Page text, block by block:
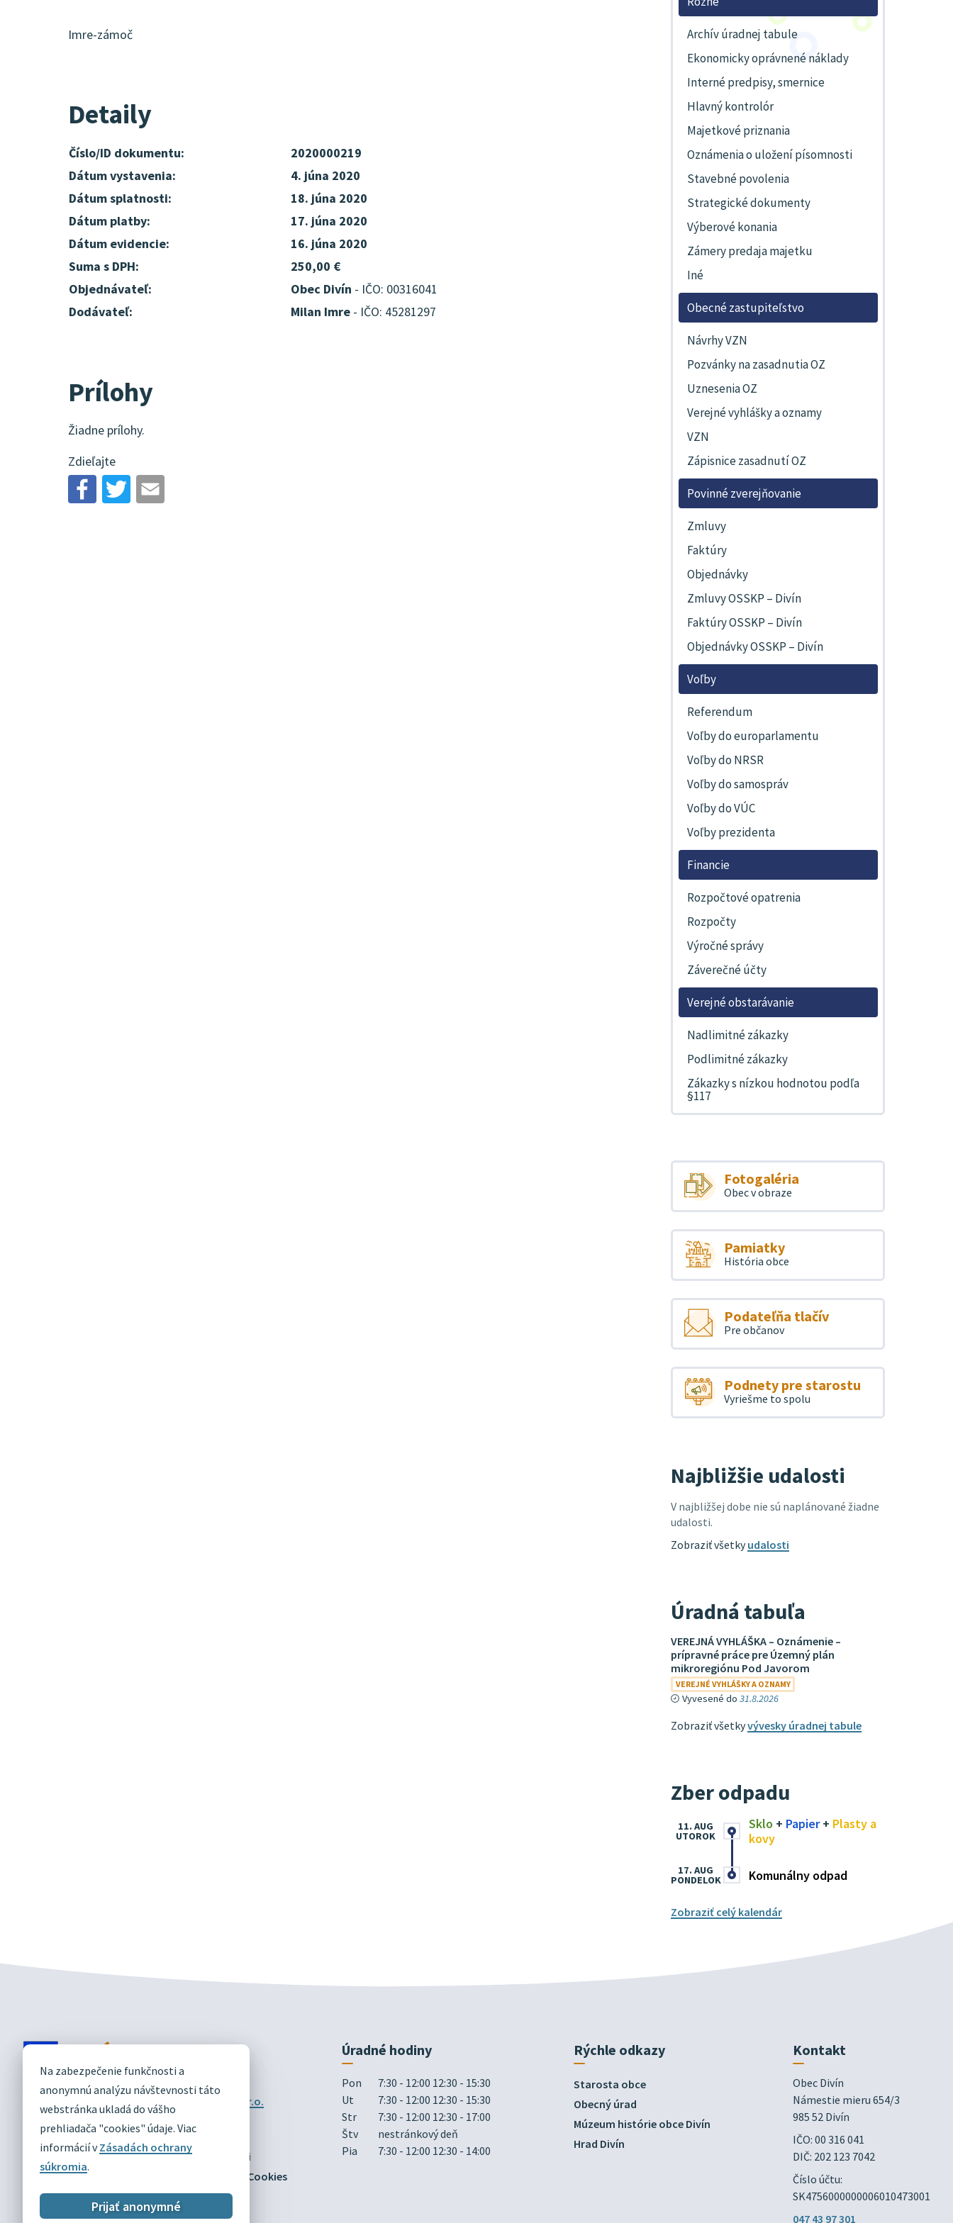
Na zabezpečenie funkčnosti a
anonymnú analýzu návštevnosti táto
webstránka ukladá do vášho
prehliadača "cookies" údaje. Viac
informácií vZásadách ochrany
súkromia.
Prijať anonymné
Imre-zámoč
Detaily
Číslo/ID dokumentu:
2020000219
Dátum vystavenia:
4. júna 2020
Dátum splatnosti:
18. júna 2020
Dátum platby:
17. júna 2020
Dátum evidencie:
16. júna 2020
Suma s DPH:
250,00 €
Objednávateľ:
Obec Divín - IČO: 00316041
Dodávateľ:
Milan Imre - IČO: 45281297
Prílohy
Žiadne prílohy.
Zdieľajte
Archív úradnej tabule
Ekonomicky oprávnené náklady
Interné predpisy, smernice
Hlavný kontrolór
Majetkové priznania
Oznámenia o uložení písomnosti
Stavebné povolenia
Strategické dokumenty
Výberové konania
Zámery predaja majetku
Iné
Obecné zastupiteľstvo
Návrhy VZN
Pozvánky na zasadnutia OZ
Uznesenia OZ
Verejné vyhlášky a oznamy
VZN
Zápisnice zasadnutí OZ
Povinné zverejňovanie
Zmluvy
Faktúry
Objednávky
Zmluvy OSSKP – Divín
Faktúry OSSKP – Divín
Objednávky OSSKP – Divín
Voľby
Referendum
Voľby do europarlamentu
Voľby do NRSR
Voľby do samospráv
Voľby do VÚC
Voľby prezidenta
Financie
Rozpočtové opatrenia
Rozpočty
Výročné správy
Záverečné účty
Verejné obstarávanie
Nadlimitné zákazky
Podlimitné zákazky
Zákazky s nízkou hodnotou podľa
§117
Fotogaléria
Obec v obraze
Pamiatky
História obce
Podateľňa tlačív
Pre občanov
Podnety pre starostu
Vyriešme to spolu
Najbližšie udalosti
V najbližšej dobe nie sú naplánované žiadne
udalosti.
Zobraziť všetkyudalosti
Úradná tabuľa
VEREJNÁ VYHLÁŠKA – Oznámenie –
prípravné práce pre Územný plán
mikroregiónu Pod Javorom
VEREJNÉ VYHLÁŠKY A OZNAMY
Vyvesené do 31.8.2026
Zobraziť všetkyvývesky úradnej tabule
Zber odpadu
Sklo + Papier+ Plasty a
kovy
11. AUG
UTOROK
Komunálny odpad
17. AUG
PONDELOK
Zobraziť celý kalendár
DIVÍN
OFICIÁLNE STRÁNKY
Technický prevádzkovateľ:
Alphabet partner s.r.o.
Správca obsahu:Obec Divín
Posledná aktualizácia:03.08.2026
Mapa
Vyhlásenie o prístupnosti
Zásady ochrany osobných údajov
Nastaviť Cookies
Úradné hodiny
Pon
7:30 - 12:00 12:30 - 15:30
Ut
7:30 - 12:00 12:30 - 15:30
Str
7:30 - 12:00 12:30 - 17:00
Štv
nestránkový deň
Pia
7:30 - 12:00 12:30 - 14:00
Rýchle odkazy
Starosta obce
Obecný úrad
Múzeum histórie obce Divín
Hrad Divín
Kontakt
Obec Divín
Námestie mieru 654/3
985 52 Divín
IČO: 00 316 041
DIČ: 202 123 7042
Číslo účtu:
SK4756000000006010473001
047 43 97 301